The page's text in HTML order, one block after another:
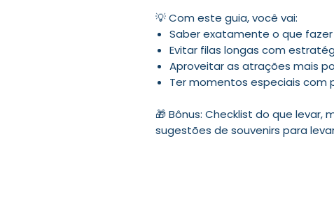
💡 Com este guia, você vai:
Saber exatamente o que
Evitar filas longas com
Aproveitar as atrações mais
Ter momentos especiais com
🎁 Bônus: Checklist do que
sugestões de souvenirs para